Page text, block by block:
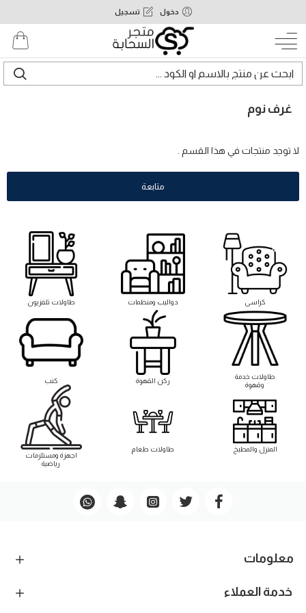
دخول تسجيل
غرف نوم
لا توجد منتجات في هذا القسم .
متابعة
كراسى دواليب ومنظمات طاولات تلفزيون
طاوﻻت خدمة
وقهوة
ركن القهوة كنب
المنزل والمطبخ
طاوﻻت طعام
اجهزة ومستلزمات
رياضية
معلومات
خدمة العملاء